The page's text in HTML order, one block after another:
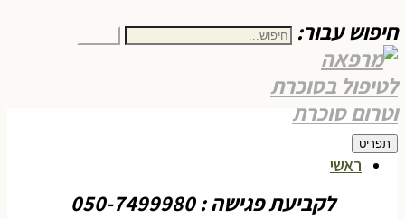
חיפוש עבור:
תפריט
לקביעת פגישה : 050-7499980
ראשי